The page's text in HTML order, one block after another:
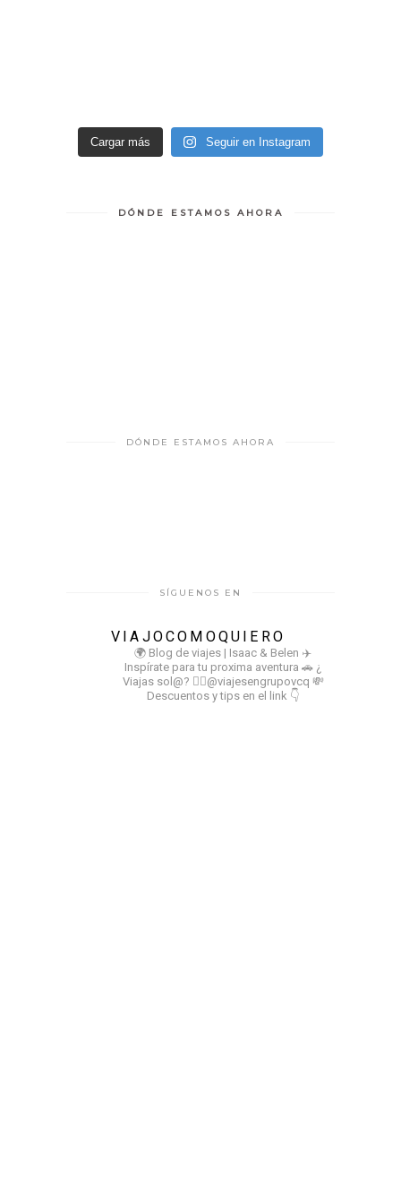
Cargar más Seguir en Instagram
DÓNDE ESTAMOS AHORA
DÓNDE ESTAMOS AHORA
SÍGUENOS EN
VIAJOCOMOQUIERO
🌍 Blog de viajes | Isaac & Belen ✈️
Inspírate para tu proxima aventura 🚗 ¿
Viajas sol@? 👉🏻@viajesengrupovcq 💸
Descuentos y tips en el link 👇